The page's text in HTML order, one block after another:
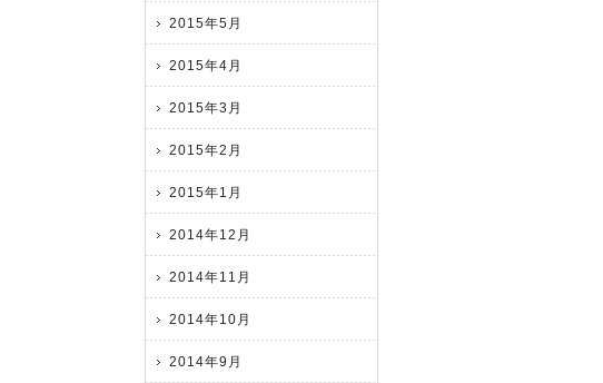
2015年5月
2015年4月
2015年3月
2015年2月
2015年1月
2014年12月
2014年11月
2014年10月
2014年9月